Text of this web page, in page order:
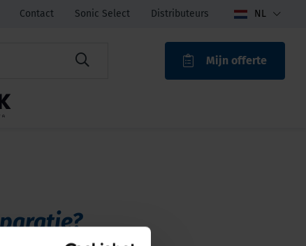
Contact Sonic Select Distributeurs NL
Mijn offerte